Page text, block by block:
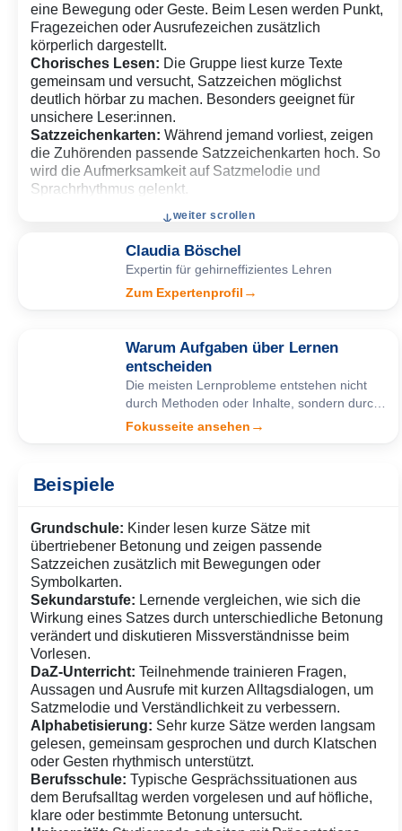
Claudia Böschel
Expertin für gehirneffizientes Lehren
Zum Expertenprofil →
Warum Aufgaben über Lernen
entscheiden
Die meisten Lernprobleme entstehen nicht
durch Methoden oder Inhalte, sondern durch
schlecht gebaute Aufgaben. Diese Seite zeigt
Fokusseite ansehen →
eine Bewegung oder Geste. Beim Lesen werden Punkt,
Fragezeichen oder Ausrufezeichen zusätzlich
körperlich dargestellt.
Chorisches Lesen: Die Gruppe liest kurze Texte
gemeinsam und versucht, Satzzeichen möglichst
deutlich hörbar zu machen. Besonders geeignet für
unsichere Leser:innen.
Satzzeichenkarten: Während jemand vorliest, zeigen
die Zuhörenden passende Satzzeichenkarten hoch. So
wird die Aufmerksamkeit auf Satzmelodie und
Sprachrhythmus gelenkt.
unterschiedlicher Betonung gespielt. Die Wirkung von
Fragen, Überraschung oder Emotionen wird dadurch
Satzzeichen weglassen: Ein Text ohne Satzzeichen
wird vorgelesen oder ergänzt. Die Gruppe entscheidet
Texte werden besonders übertrieben
gelesen — langsam, wütend, flüsternd, überrascht oder
sehr dramatisch. Dadurch wird Satzmelodie oft deutlich
bewusster wahrgenommen.
Hörspur markieren:Lernende zeichnen beim Zuhören
Satzzeichen-Rhythmus:
Ausrufezeichen werden zusätzlich geklatscht, gestampft
körperlich erfahrbar zu machen.
weiter scrollen
Beispiele
Grundschule: Kinder lesen kurze Sätze mit
übertriebener Betonung und zeigen passende
Satzzeichen zusätzlich mit Bewegungen oder
Symbolkarten.
Sekundarstufe: Lernende vergleichen, wie sich die
Wirkung eines Satzes durch unterschiedliche Betonung
verändert und diskutieren Missverständnisse beim
Vorlesen.
DaZ-Unterricht: Teilnehmende trainieren Fragen,
Aussagen und Ausrufe mit kurzen Alltagsdialogen, um
Satzmelodie und Verständlichkeit zu verbessern.
Alphabetisierung: Sehr kurze Sätze werden langsam
gelesen, gemeinsam gesprochen und durch Klatschen
oder Gesten rhythmisch unterstützt.
Berufsschule: Typische Gesprächssituationen aus
dem Berufsalltag werden vorgelesen und auf höfliche,
klare oder bestimmte Betonung untersucht.